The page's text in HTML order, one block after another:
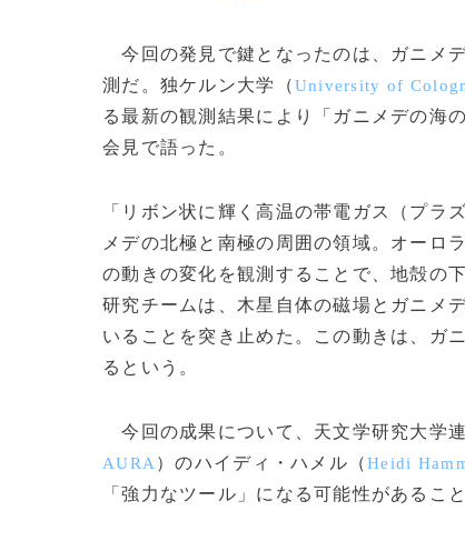
今回の発見で鍵となったのは、ガニメ
測だ。独ケルン大学（University of
る最新の観測結果により「ガニメデの海
会見で語った。
「リボン状に輝く高温の帯電ガス（プ
メデの北極と南極の周囲の領域。オーロ
の動きの変化を観測することで、地殻の
研究チームは、木星自体の磁場とガニメ
いることを突き止めた。この動きは、ガ
るという。
今回の成果について、天文学研究大学
AURA ）のハイディ・ハメル（Heidi
「強力なツール」になる可能性があるこ